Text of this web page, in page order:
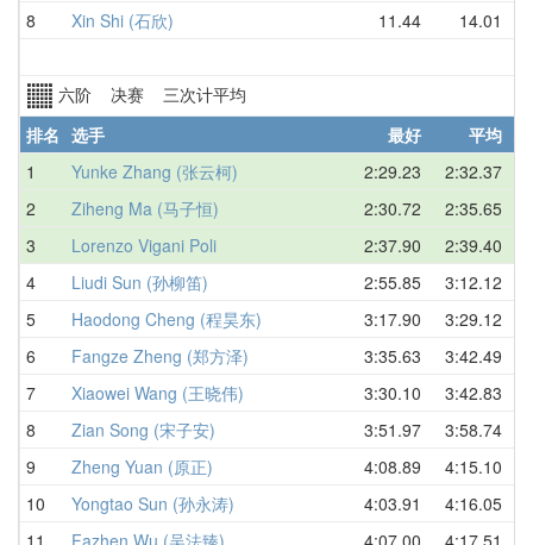
8
Xin Shi (石欣) 11.44 14.01
六阶 决赛 三次计平均
排名 选手 最好 平均
1
Yunke Zhang (张云柯) 2:29.23 2:32.37
2
Ziheng Ma (马子恒) 2:30.72 2:35.65
3
Lorenzo Vigani Poli 2:37.90 2:39.40
4
Liudi Sun (孙柳笛) 2:55.85 3:12.12
5
Haodong Cheng (程昊东) 3:17.90 3:29.12
6
Fangze Zheng (郑方泽) 3:35.63 3:42.49
7
Xiaowei Wang (王晓伟) 3:30.10 3:42.83
8
Zian Song (宋子安) 3:51.97 3:58.74
9
Zheng Yuan (原正) 4:08.89 4:15.10
10
Yongtao Sun (孙永涛) 4:03.91 4:16.05
11
Fazhen Wu (吴法臻) 4:07.00 4:17.51